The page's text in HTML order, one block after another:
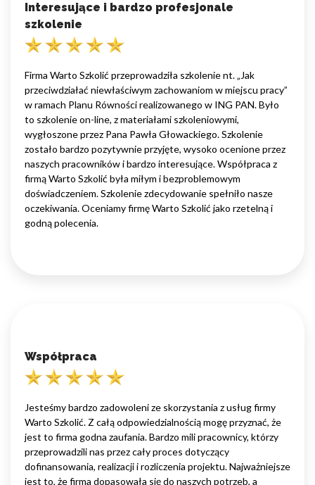
Interesujące i bardzo profesjonale
szkolenie
Firma Warto Szkolić przeprowadziła szkolenie nt. „Jak
przeciwdziałać niewłaściwym zachowaniom w miejscu pracy”
w ramach Planu Równości realizowanego w ING PAN. Było
to szkolenie on-line, z materiałami szkoleniowymi,
wygłoszone przez Pana Pawła Głowackiego. Szkolenie
zostało bardzo pozytywnie przyjęte, wysoko ocenione przez
naszych pracowników i bardzo interesujące. Współpraca z
firmą Warto Szkolić była miłym i bezproblemowym
doświadczeniem. Szkolenie zdecydowanie spełniło nasze
oczekiwania. Oceniamy firmę Warto Szkolić jako rzetelną i
godną polecenia.
Współpraca
Jesteśmy bardzo zadowoleni ze skorzystania z usług firmy
Warto Szkolić. Z całą odpowiedzialnością mogę przyznać, że
jest to firma godna zaufania. Bardzo mili pracownicy, którzy
przeprowadzili nas przez cały proces dotyczący
dofinansowania, realizacji i rozliczenia projektu. Najważniejsze
jest to, że firma dopasowała się do naszych potrzeb, a